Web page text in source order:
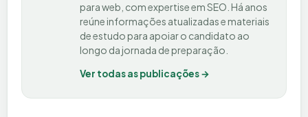
para web, com expertise em SEO. Há anos
reúne informações atualizadas e materiais
de estudo para apoiar o candidato ao
longo da jornada de preparação.
Ver todas as publicações →